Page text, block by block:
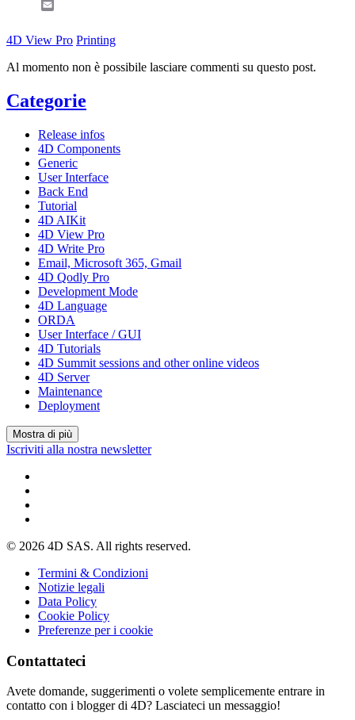
4D View Pro Printing
Al momento non è possibile lasciare commenti su questo post.
Categorie
Release infos
4D Components
Generic
User Interface
Back End
Tutorial
4D AIKit
4D View Pro
4D Write Pro
Email, Microsoft 365, Gmail
4D Qodly Pro
Development Mode
4D Language
ORDA
User Interface / GUI
4D Tutorials
4D Summit sessions and other online videos
4D Server
Maintenance
Deployment
Mostra di più
Iscriviti alla nostra newsletter
© 2026 4D SAS. All rights reserved.
Termini & Condizioni
Notizie legali
Data Policy
Cookie Policy
Preferenze per i cookie
Contattateci
Avete domande, suggerimenti o volete semplicemente entrare in
contatto con i blogger di 4D? Lasciateci un messaggio!